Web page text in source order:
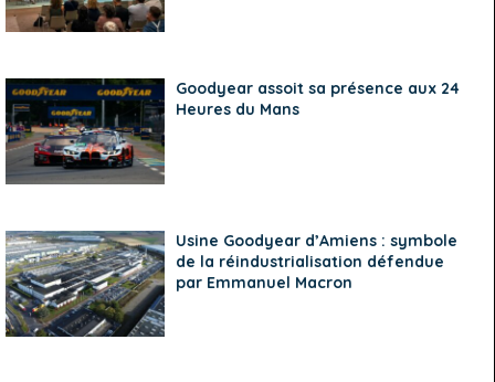
Goodyear assoit sa présence aux 24
Heures du Mans
Usine Goodyear d’Amiens : symbole
de la réindustrialisation défendue
par Emmanuel Macron